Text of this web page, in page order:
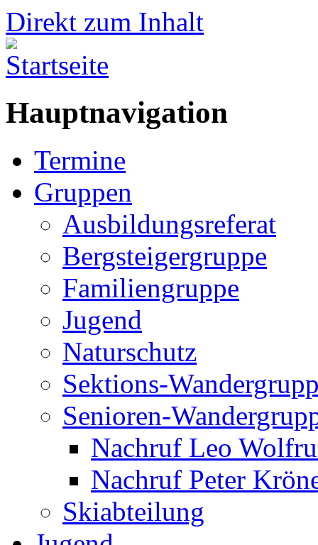
Direkt zum Inhalt
Hauptnavigation
Termine
Gruppen
Ausbildungsreferat
Bergsteigergruppe
Familiengruppe
Jugend
Naturschutz
Sektions-
Senioren-
Nachruf Leo
Nachruf Peter
Skiabteilung